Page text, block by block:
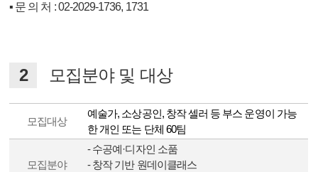
▪ 문 의 처 : 02-2029-1736, 1731
2 모집분야 및 대상
모집대상
예술가, 소상공인, 창작 셀러 등 부스 운영이 가능
한 개인 또는 단체 60팀
모집분야
- 수공예·디자인 소품
- 창작 기반 원데이클래스